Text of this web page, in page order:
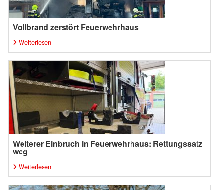
Vollbrand zerstört Feuerwehrhaus
Weiterlesen
Weiterer Einbruch in Feuerwehrhaus: Rettungssatz
weg
Weiterlesen